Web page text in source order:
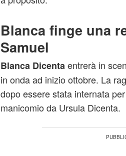
Blanca finge una
Samuel
Blanca Dicenta entrerà in
in onda ad inizio ottobre. La
dopo essere stata internata
manicomio da Ursula Dicenta.